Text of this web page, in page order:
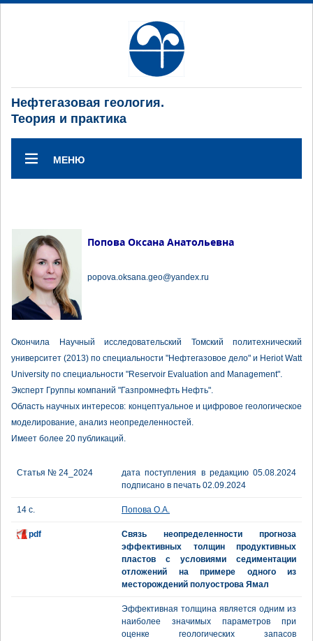
Нефтегазовая геология.
Теория и практика
МЕНЮ
Попова Оксана Анатольевна
popova.oksana.geo@yandex.ru
Окончила Научный исследовательский Томский политехнический
университет (2013) по специальности "Нефтегазовое дело" и Heriot Watt
University по специальности "Reservoir Evaluation and Management".
Эксперт Группы компаний "Газпромнефть Нефть".
Область научных интересов: концептуальное и цифровое геологическое
моделирование, анализ неопределенностей.
Имеет более 20 публикаций.
Статья № 24_2024
дата поступления в редакцию 05.08.2024
подписано в печать 02.09.2024
14 с. Попова О.А.
pdf
Связь неопределенности прогноза
эффективных толщин продуктивных
пластов с условиями седиментации
отложений на примере одного из
месторождений полуострова Ямал
Эффективная толщина является одним из
наиболее значимых параметров при
оценке геологических запасов